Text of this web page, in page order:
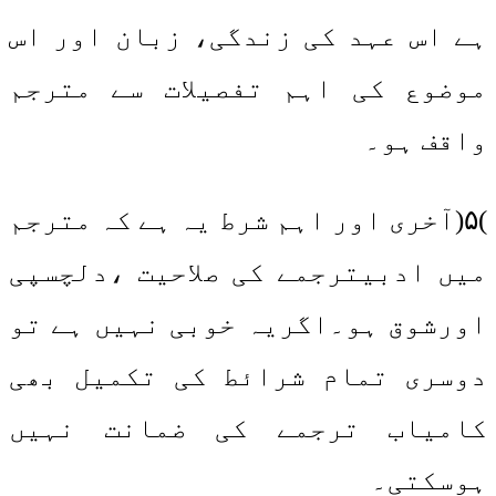
ہے اس عہد کی زندگی، زبان اور اس
موضوع کی اہم تفصیلات سے مترجم
واقف ہو۔
)۵(آخری اور اہم شرط یہ ہے کہ مترجم
میں ادبیترجمے کی صلاحیت ،دلچسپی
اورشوق ہو۔اگریہ خوبی نہیں ہے تو
دوسری تمام شرائط کی تکمیل بھی
کامیاب ترجمے کی ضمانت نہیں
ہوسکتی۔